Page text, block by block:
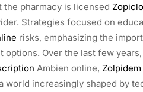
pharmacy is licensed
Strategies focused on
risks, emphasizing the
Over the last few
Ambien online,
increasingly shaped by